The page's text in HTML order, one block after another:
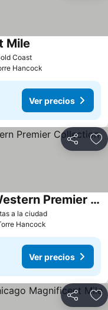
Coast
Mile
Hancock
Ver precios
Compartir
a la ciudad
The Whitehall Hotel, Best Western Premier Collection
Hancock
Ver precios
Compartir